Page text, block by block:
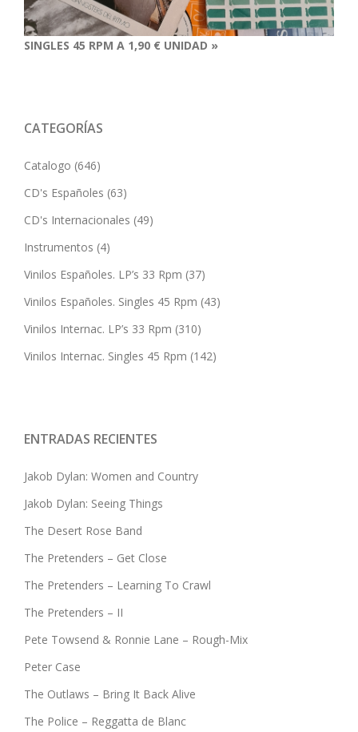
SINGLES 45 RPM A 1,90 € UNIDAD »
CATEGORÍAS
Catalogo (646)
CD's Españoles (63)
CD's Internacionales (49)
Instrumentos (4)
Vinilos Españoles. LP’s 33 Rpm (37)
Vinilos Españoles. Singles 45 Rpm (43)
Vinilos Internac. LP’s 33 Rpm (310)
Vinilos Internac. Singles 45 Rpm (142)
ENTRADAS RECIENTES
Jakob Dylan: Women and Country
Jakob Dylan: Seeing Things
The Desert Rose Band
The Pretenders – Get Close
The Pretenders – Learning To Crawl
The Pretenders – II
Pete Towsend & Ronnie Lane – Rough-Mix
Peter Case
The Outlaws – Bring It Back Alive
The Police – Reggatta de Blanc